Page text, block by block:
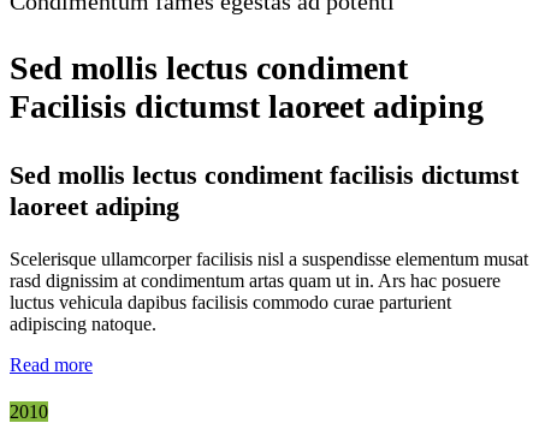
Sed mollis lectus condiment
Facilisis dictumst laoreet adiping
Sed mollis lectus condiment facilisis dictumst
laoreet adiping
Scelerisque ullamcorper facilisis nisl a suspendisse elementum musat
rasd dignissim at condimentum artas quam ut in. Ars hac posuere
luctus vehicula dapibus facilisis commodo curae parturient
adipiscing natoque.
Read more
2010